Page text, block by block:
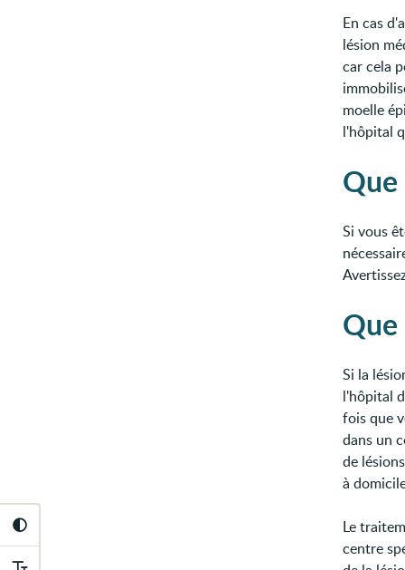
En cas
lésion
car cela
moelle
l'hôpital
Si vous
Si la
l'hôpital
fois que
dans un
de
à
Le
centre